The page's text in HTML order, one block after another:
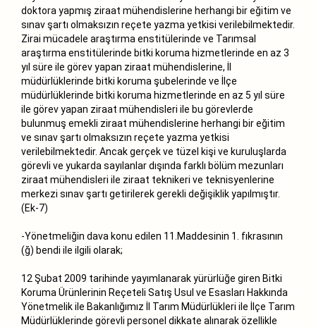
doktora yapmış ziraat mühendislerine herhangi bir eğitim ve
sınav şartı olmaksızın reçete yazma yetkisi verilebilmektedir.
Zirai mücadele araştırma enstitülerinde ve Tarımsal
araştırma enstitülerinde bitki koruma hizmetlerinde en az 3
yıl süre ile görev yapan ziraat mühendislerine, İl
müdürlüklerinde bitki koruma şubelerinde ve İlçe
müdürlüklerinde bitki koruma hizmetlerinde en az 5 yıl süre
ile görev yapan ziraat mühendisleri ile bu görevlerde
bulunmuş emekli ziraat mühendislerine herhangi bir eğitim
ve sınav şartı olmaksızın reçete yazma yetkisi
verilebilmektedir. Ancak gerçek ve tüzel kişi ve kuruluşlarda
görevli ve yukarda sayılanlar dışında farklı bölüm mezunları
ziraat mühendisleri ile ziraat teknikeri ve teknisyenlerine
merkezi sınav şartı getirilerek gerekli değişiklik yapılmıştır.
(Ek-7)
-Yönetmeliğin dava konu edilen 11.Maddesinin 1. fıkrasının
(ğ) bendi ile ilgili olarak;
12 Şubat 2009 tarihinde yayımlanarak yürürlüğe giren Bitki
Koruma Ürünlerinin Reçeteli Satış Usul ve Esasları Hakkında
Yönetmelik ile Bakanlığımız İl Tarım Müdürlükleri ile İlçe Tarım
Müdürlüklerinde görevli personel dikkate alınarak özellikle